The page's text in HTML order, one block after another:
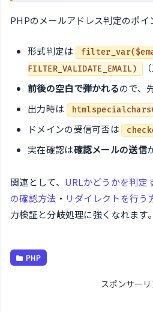
PHPのメールアドレス判定のポイ
形式判定は
FILTER_VALIDATE_EMAIL)
前後の空白で弾かれるので、
出力時は
ドメインの受信可否は
実在確認は確認メールの送信
関連として、 URLかどうかを判定
の確認方法 ・ リダイレクトを行う
力検証と分岐処理に強くなれます。
PHP
スポンサーリ